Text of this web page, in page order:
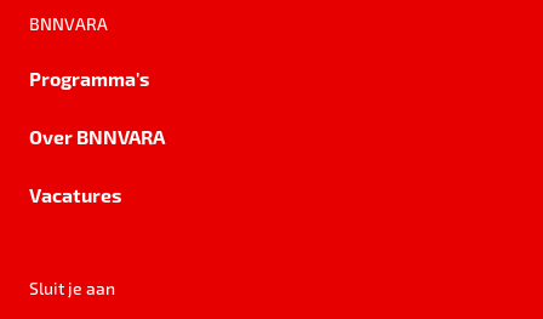
BNNVARA
Programma's
Over BNNVARA
Vacatures
Sluit je aan